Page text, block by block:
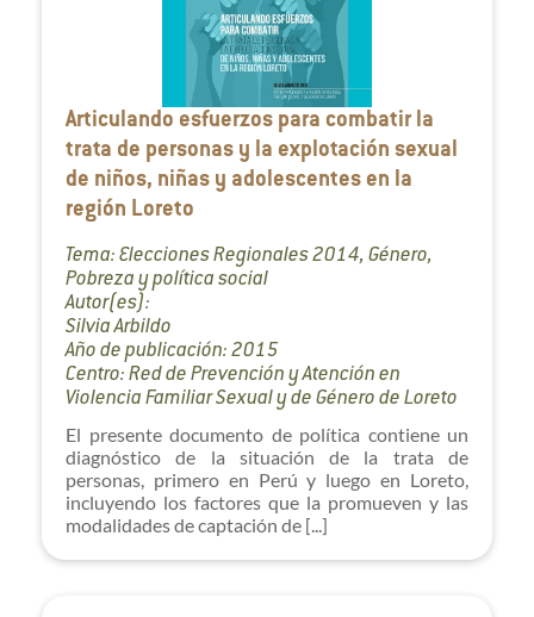
Articulando esfuerzos para combatir la
trata de personas y la explotación sexual
de niños, niñas y adolescentes en la
región Loreto
Tema: Elecciones Regionales 2014, Género,
Pobreza y política social
Autor(es):
Silvia Arbildo
Año de publicación: 2015
Centro: Red de Prevención y Atención en
Violencia Familiar Sexual y de Género de Loreto
El presente documento de política contiene un
diagnóstico de la situación de la trata de
personas, primero en Perú y luego en Loreto,
incluyendo los factores que la promueven y las
modalidades de captación de [...]